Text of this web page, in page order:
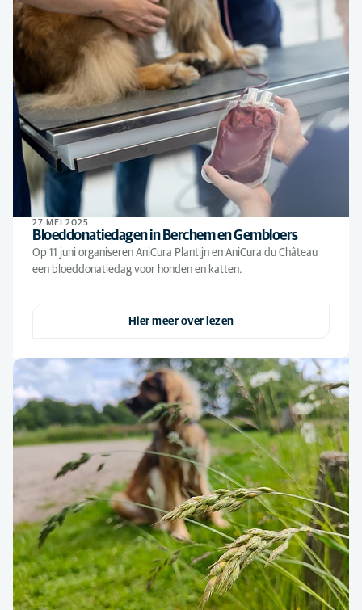
27 MEI 2025
Bloeddonatiedagen in Berchem en Gembloers
Op 11 juni organiseren AniCura Plantijn en AniCura du Château
een bloeddonatiedag voor honden en katten.
Hier meer over lezen